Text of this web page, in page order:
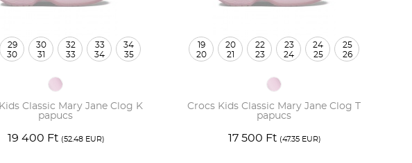
Classic Mary Jane Clog K
papucs
19 400 Ft (52.48 EUR)
29
30
30
31
32
33
33
34
34
35
Crocs Kids Classic Mary Jane Clog T
papucs
17 500 Ft (47.35 EUR)
19
20
20
21
22
23
23
24
24
25
25
26
28